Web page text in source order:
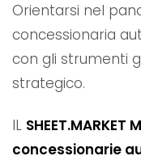
Orientarsi nel
concessionaria
con gli strumenti
strategico.
IL
concessionarie